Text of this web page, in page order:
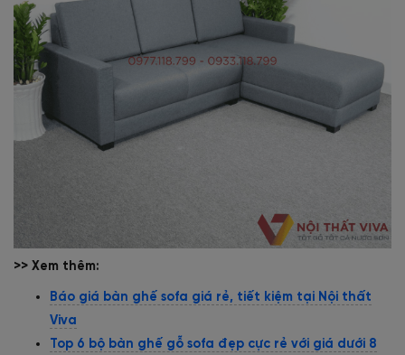
>> Xem thêm:
Báo giá bàn ghế sofa giá rẻ, tiết kiệm tại Nội thất
Viva
Top 6 bộ bàn ghế gỗ sofa đẹp cực rẻ với giá dưới 8